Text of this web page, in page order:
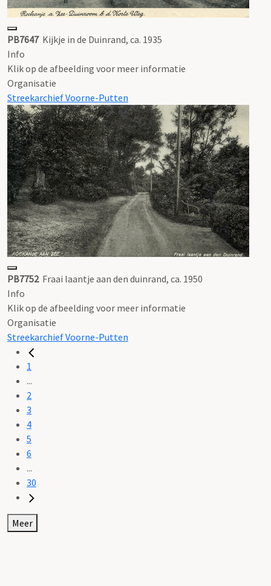
PB7647 Kijkje in de Duinrand, ca. 1935
Info
Klik op de afbeelding voor meer informatie
Organisatie
Streekarchief Voorne-Putten
PB7752 Fraai laantje aan den duinrand, ca. 1950
Info
Klik op de afbeelding voor meer informatie
Organisatie
Streekarchief Voorne-Putten
1
...
2
3
4
5
6
...
30
Meer